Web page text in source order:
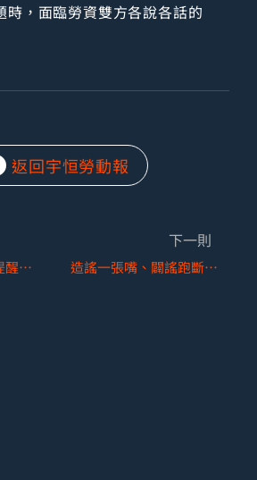
時，面臨勞資雙方各說各話的
返回宇恒勞動報
勞動基準法新修正提醒—協商延後強制退休年齡
下一則
造謠一張嘴、闢謠跑斷腿！？—淺談員工公開爆料雇主之界線